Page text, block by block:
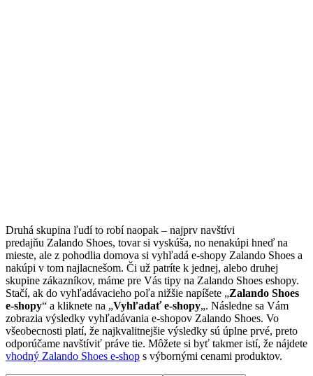
Druhá skupina ľudí to robí naopak – najprv navštívi
predajňu Zalando Shoes, tovar si vyskúša, no nenakúpi hneď na
mieste, ale z pohodlia domova si vyhľadá e-shopy Zalando Shoes a
nakúpi v tom najlacnešom. Či už patríte k jednej, alebo druhej
skupine zákazníkov, máme pre Vás tipy na Zalando Shoes eshopy.
Stačí, ak do vyhľadávacieho poľa nižšie napíšete „Zalando Shoes
e-shopy“ a kliknete na „Vyhľadať e-shopy„. Následne sa Vám
zobrazia výsledky vyhľadávania e-shopov Zalando Shoes. Vo
všeobecnosti platí, že najkvalitnejšie výsledky sú úplne prvé, preto
odporúčame navštíviť práve tie. Môžete si byť takmer istí, že nájdete
vhodný Zalando Shoes e-shop s výbornými cenami produktov.